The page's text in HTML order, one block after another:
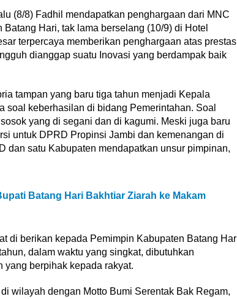
(8/8) Fadhil mendapatkan penghargaan dari MNC
Hari, tak lama berselang (10/9) di Hotel
terpercaya memberikan penghargaan atas
dianggap suatu Inovasi yang berdampak baik
tampan yang baru tiga tahun menjadi Kepala
soal keberhasilan di bidang Pemerintahan. Soal
yang di segani dan di kagumi. Meski juga baru
untuk DPRD Propinsi Jambi dan kemenangan di
dan satu Kabupaten mendapatkan unsur pimpinan,
Batang Hari Bakhtiar Ziarah ke Makam
di berikan kepada Pemimpin Kabupaten Batang
dalam waktu yang singkat, dibutuhkan
yang berpihak kepada rakyat.
wilayah dengan Motto Bumi Serentak Bak Regam,